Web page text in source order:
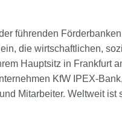
führenden
die wirtschaftlichen,
Hauptsitz in Frankfurt
KfW IPEX-
Mitarbeiter. Weltweit ist